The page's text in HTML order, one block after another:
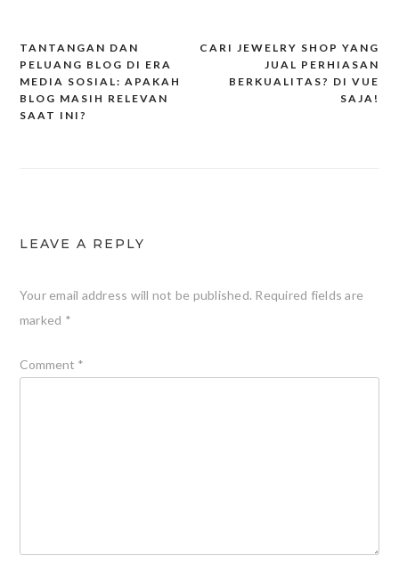
Post
navigation
CARI JEWELRY SHOP YANG
JUAL PERHIASAN
BERKUALITAS? DI VUE
SAJA!
TANTANGAN DAN
PELUANG BLOG DI ERA
MEDIA SOSIAL: APAKAH
BLOG MASIH RELEVAN
SAAT INI?
LEAVE A REPLY
Your email address will not be published. Required fields are
marked *
Comment *